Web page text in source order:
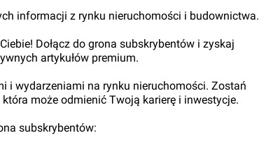
informacji z rynku nieruchomości i budownictwa.
Dołącz do grona subskrybentów i zyskaj
artykułów premium.
i wydarzeniami na rynku nieruchomości. Zostań
może odmienić Twoją karierę i inwestycje.
subskrybentów: